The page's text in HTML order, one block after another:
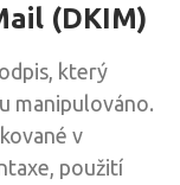
(DKIM)
který
manipulováno.
v
použití